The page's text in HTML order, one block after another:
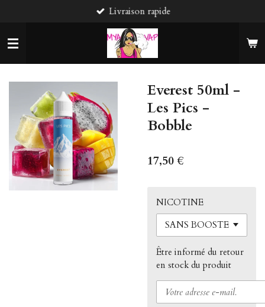
contenu
principal
Livraison rapide
Everest 50ml -
Les Pics -
Bobble
17,50 €
NICOTINE
Être informé du retour
en stock du produit